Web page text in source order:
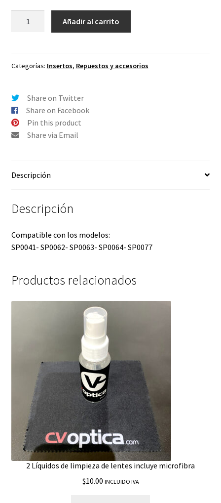
compatibilidades
Añadir al carrito
Categorías: Insertos, Repuestos y accesorios
Share on Twitter
Share on Facebook
Pin this product
Share via Email
Descripción
Descripción
Compatible con los modelos:
SP0041- SP0062- SP0063- SP0064- SP0077
Productos relacionados
2 Líquidos de limpieza de lentes incluye microfibra
$10.00 INCLUIDO IVA